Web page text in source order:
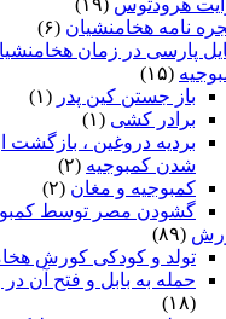
نامه هخامنشیان (۶)
پارسی در زمان
(۱۵)
باز جستن کین پدر (۱)
برادر کشی (۱)
بردیه دروغین ،
شدن کمبوجیه (۲)
کمبوجیه و مغان (۲)
گشودن مصر توسط
(۸۹)
تولد و کودکی کورش
حمله به بابل و فتح آن
(۱۸)